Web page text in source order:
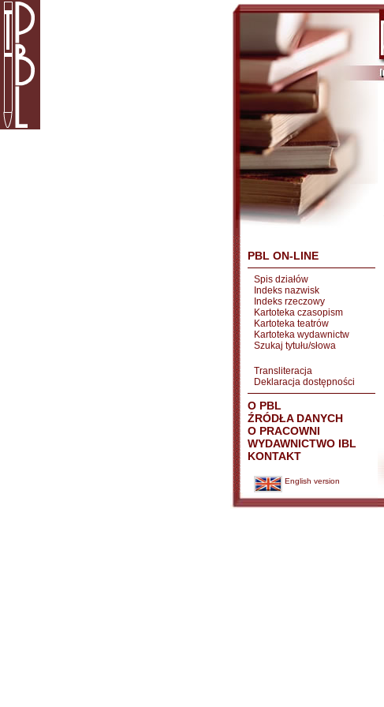
PBL ON-LINE
Spis działów
Indeks nazwisk
Indeks rzeczowy
Kartoteka czasopism
Kartoteka teatrów
Kartoteka wydawnictw
Szukaj tytułu/słowa
Transliteracja
Deklaracja dostępności
O PBL
ŹRÓDŁA DANYCH
O PRACOWNI
WYDAWNICTWO IBL
KONTAKT
English version